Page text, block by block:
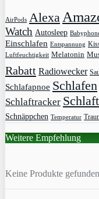
AirPods Alexa
Watch Autosleep
Einschlafen Entspannung
Luftfeuchtigkeit Melatonin
Rabatt Radiowecker
Schlafapnoe Schlafen
Schlaftracker
Schnäppchen Temperatur
Weitere Empfehlung
Keine Produkte